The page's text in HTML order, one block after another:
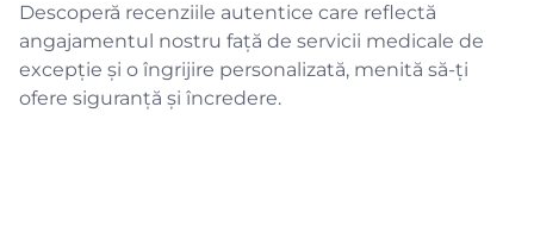
Descoperă recenziile autentice care reflectă
angajamentul nostru față de servicii medicale de
excepție și o îngrijire personalizată, menită să-ți
ofere siguranță și încredere.